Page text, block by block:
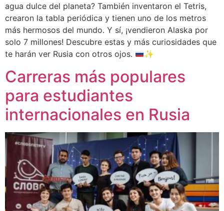
agua dulce del planeta? También inventaron el Tetris,
crearon la tabla periódica y tienen uno de los metros
más hermosos del mundo. Y sí, ¡vendieron Alaska por
solo 7 millones! Descubre estas y más curiosidades que
te harán ver Rusia con otros ojos.
✨
Carreras más populares
para estudiantes
internacionales en Rusia